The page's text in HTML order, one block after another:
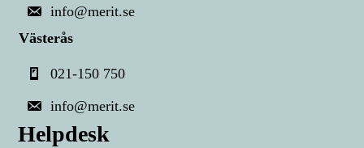
info@merit.se
Västerås
021-150 750
info@merit.se
Helpdesk